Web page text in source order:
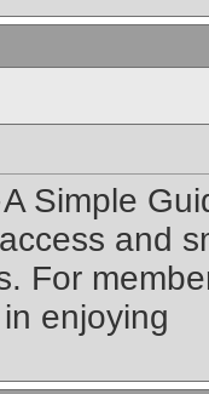
A Simple
and
For
enjoying